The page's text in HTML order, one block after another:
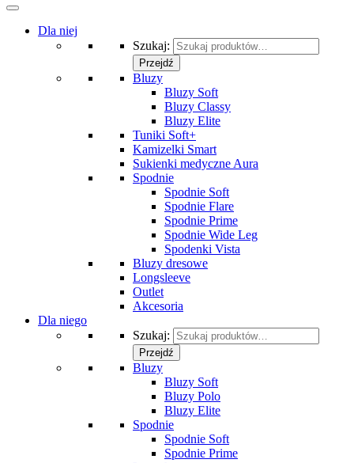
Dla niej
Szukaj:
Przejdź
Bluzy
Bluzy Soft
Bluzy Classy
Bluzy Elite
Tuniki Soft+
Kamizelki Smart
Sukienki medyczne Aura
Spodnie
Spodnie Soft
Spodnie Flare
Spodnie Prime
Spodnie Wide Leg
Spodenki Vista
Bluzy dresowe
Longsleeve
Outlet
Akcesoria
Dla niego
Szukaj:
Przejdź
Bluzy
Bluzy Soft
Bluzy Polo
Bluzy Elite
Spodnie
Spodnie Soft
Spodnie Prime